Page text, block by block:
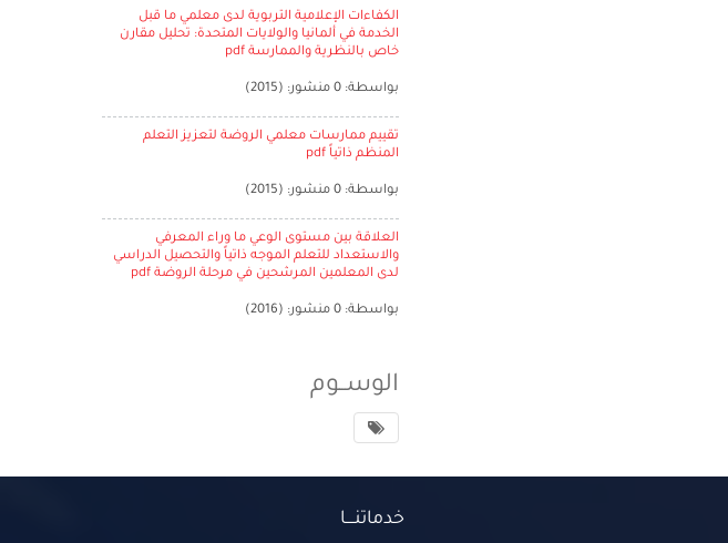
الكفاءات الإعلامية التربوية لدى معلمي ما قبل
الخدمة في ألمانيا والولايات المتحدة: تحليل مقارن
خاص بالنظرية والممارسة pdf
بواسطة: 0 منشور: (2015)
تقييم ممارسات معلمي الروضة لتعزيز التعلم
المنظم ذاتياً pdf
بواسطة: 0 منشور: (2015)
العلاقة بين مستوى الوعي ما وراء المعرفي
والاستعداد للتعلم الموجه ذاتياً والتحصيل الدراسي
لدى المعلمين المرشحين في مرحلة الروضة pdf
بواسطة: 0 منشور: (2016)
الوســوم
خدماتنــــا